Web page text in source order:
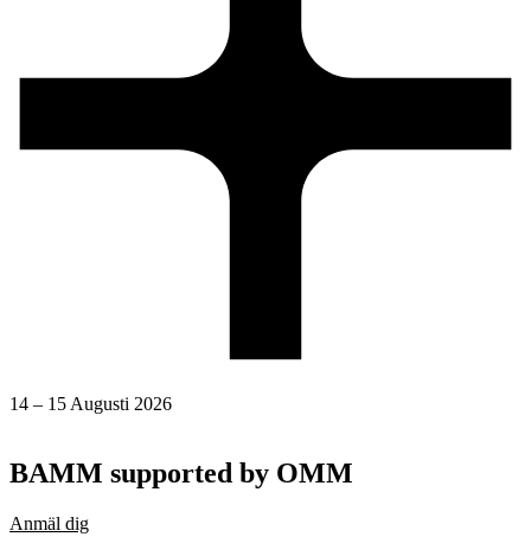
14 – 15 Augusti 2026
BAMM supported by OMM
Anmäl dig